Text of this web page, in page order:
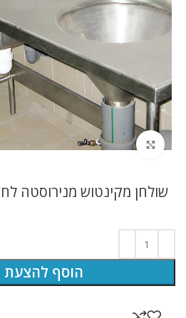
לחץ להגדלה
שולחן מקינטוש מנירוסטה
הוסף להצעת